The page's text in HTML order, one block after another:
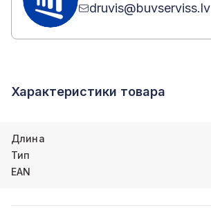
druvis@buvserviss.lv
Характеристики товара
Длина
Тип
EAN